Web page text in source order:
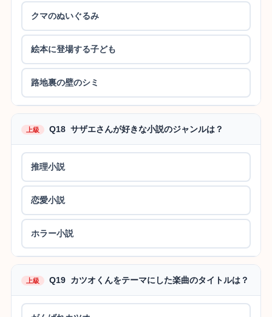
クマのぬいぐるみ
絵本に登場する子ども
路地裏の壁のシミ
上級 Q18 サザエさんが好きな小説のジャンルは？
推理小説
恋愛小説
ホラー小説
上級 Q19 カツオくんをテーマにした楽曲のタイトルは？